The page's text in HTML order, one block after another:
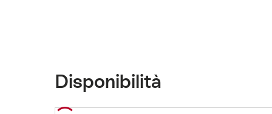
Disponibilità